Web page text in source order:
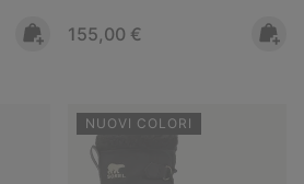
Regular price:
155,00 €
NUOVI COLORI